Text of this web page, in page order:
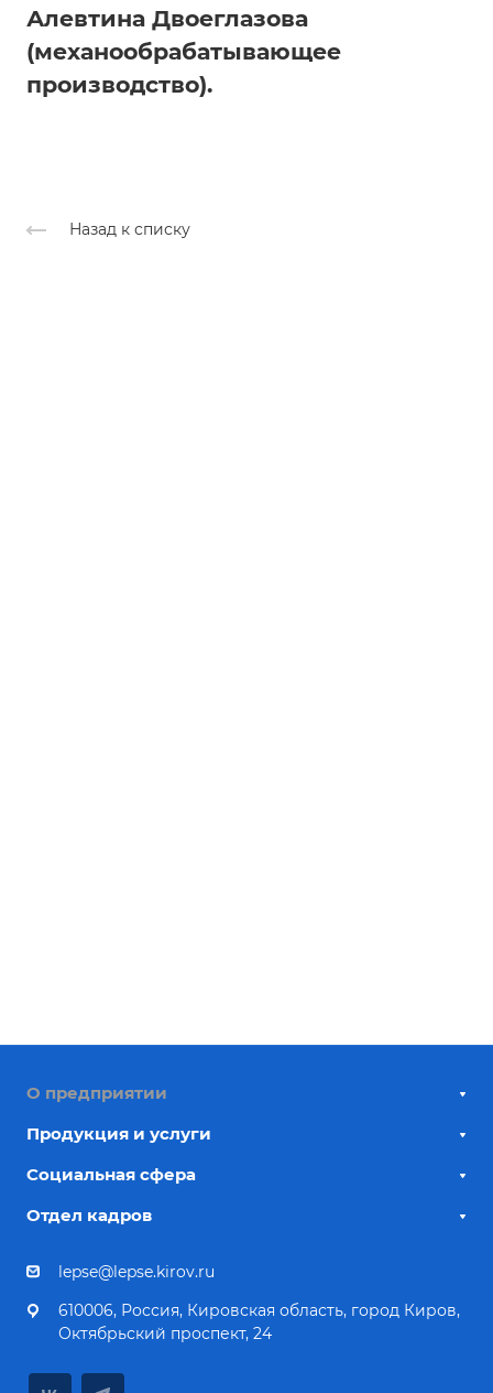
Алевтина Двоеглазова
(механообрабатывающее
производство).
Назад к списку
О предприятии
Продукция и услуги
Социальная сфера
Отдел кадров
lepse@lepse.kirov.ru
610006, Россия, Кировская область, город Киров,
Октябрьский проспект, 24